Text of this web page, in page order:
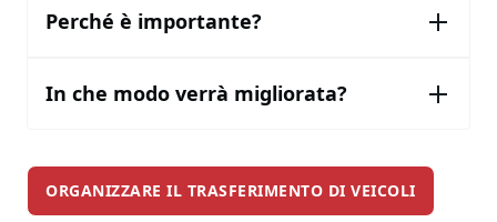
Perché è importante?
In che modo verrà migliorata?
ORGANIZZARE IL TRASFERIMENTO DI VEICOLI